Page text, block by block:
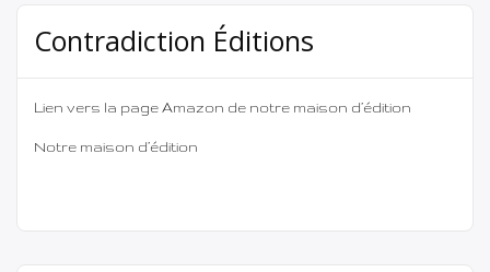
Contradiction Éditions
Lien vers la page Amazon de notre maison d’édition
Notre maison d’édition